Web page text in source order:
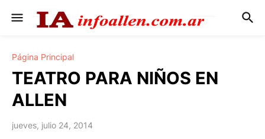
Página Principal
TEATRO PARA NIÑOS EN
ALLEN
jueves, julio 24, 2014